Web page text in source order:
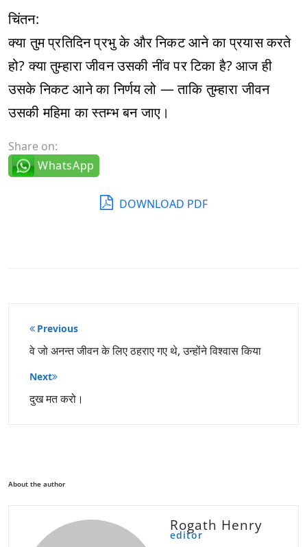
चिंतन:
क्या तुम प्रतिदिन प्रभु के और निकट आने का प्रयास करते
हो? क्या तुम्हारा जीवन उसकी नींव पर टिका है? आज ही
उसके निकट आने का निर्णय लो — ताकि तुम्हारा जीवन
उसकी महिमा का स्तम्भ बन जाए।
Share on:
WhatsApp
DOWNLOAD PDF
पोस्ट
नेविगेशन
Previous
वे जो अनन्त जीवन के लिए ठहराए गए थे, उन्होंने विश्वास किया
Next
दुख मत करो।
About the author
Rogath Henry
editor